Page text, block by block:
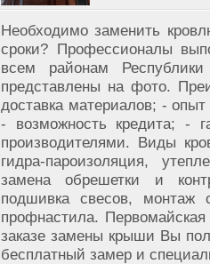
Необходимо заменить
сроки? Профессионалы
всем районам
представлены на фото.
доставка материалов; -
- возможность кредита; -
производителями. Виды
гидра-пароизоляция,
замена обрешетки и
подшивка свесов, монтаж
профнастила.
заказе замены крыши Вы
бесплатный замер и